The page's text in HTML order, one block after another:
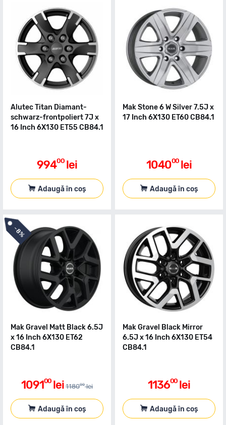
Alutec Titan Diamant-
schwarz-frontpoliert 7J x
16 Inch 6X130 ET55 CB84.1
99400 lei
Adaugă în coș
Mak Stone 6 W Silver 7.5J x
17 Inch 6X130 ET60 CB84.1
104000 lei
Adaugă în coș
-
8%
Mak Gravel Matt Black 6.5J
x 16 Inch 6X130 ET62
CB84.1
109100 lei 118000 lei
Adaugă în coș
Mak Gravel Black Mirror
6.5J x 16 Inch 6X130 ET54
CB84.1
113600 lei
Adaugă în coș